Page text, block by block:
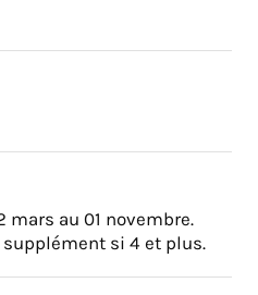
mars au 01 novembre.
si 4 et plus.